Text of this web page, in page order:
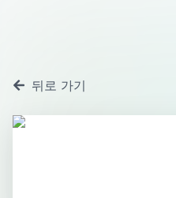
뒤로 가기